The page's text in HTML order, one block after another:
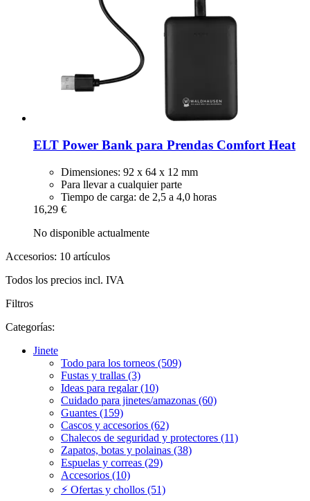
ELT Power Bank para Prendas Comfort Heat
Dimensiones: 92 x 64 x 12 mm
Para llevar a cualquier parte
Tiempo de carga: de 2,5 a 4,0 horas
16,29 €
No disponible actualmente
Accesorios: 10 artículos
Todos los precios incl. IVA
Filtros
Categorías:
Jinete
Todo para los torneos (509)
Fustas y trallas (3)
Ideas para regalar (10)
Cuidado para jinetes/amazonas (60)
Guantes (159)
Cascos y accesorios (62)
Chalecos de seguridad y protectores (11)
Zapatos, botas y polainas (38)
Espuelas y correas (29)
Accesorios (10)
⚡ Ofertas y chollos (51)